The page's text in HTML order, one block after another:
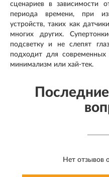
сценариев в зависимости
периода времени, при
устройств, таких как
многих других.
подсветку и не слепят
подходит для современных
минимализм или хай-тек.
Нет отзывов